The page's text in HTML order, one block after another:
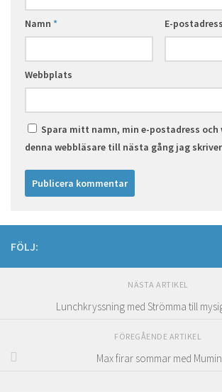
Namn * E-postadress
Webbplats
Spara mitt namn, min e-postadress och
denna webbläsare till nästa gång jag
FÖLJ:
NÄSTA ARTIKEL
Lunchkryssning med Strömma till
FÖREGÅENDE ARTIKEL
Max firar sommar med Mumin